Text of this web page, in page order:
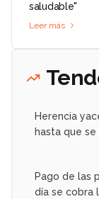
saludable"
Leer más
Herencia
hasta que
Pago de las
día se cobra